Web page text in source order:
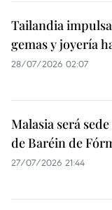
Tailandia
gemas y joyería
28/07/2026 02:07
Malasia será
de Baréin de
27/07/2026 21:44